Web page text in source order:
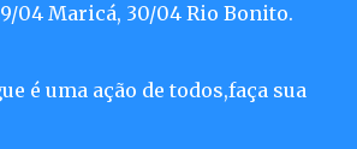
04 Maricá, 30/04 Rio Bonito.
é uma ação de todos,faça sua